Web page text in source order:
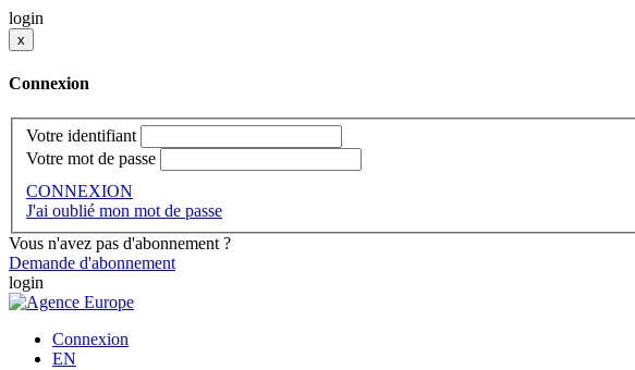
login
x
Connexion
Votre identifiant
Votre mot de passe
CONNEXION
J'ai oublié mon mot de passe
Vous n'avez pas d'abonnement ?
Demande d'abonnement
login
Connexion
EN